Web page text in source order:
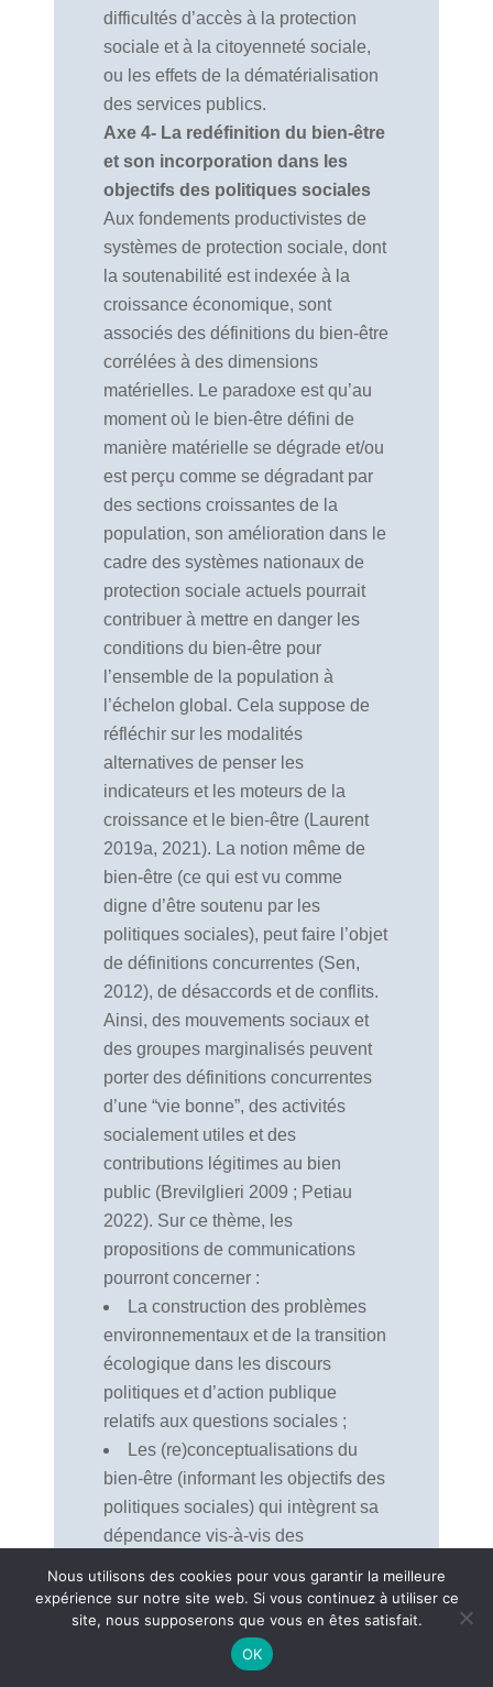
difficultés d’accès à la protection
sociale et à la citoyenneté sociale,
ou les effets de la dématérialisation
des services publics.
Axe 4- La redéfinition du bien-être
et son incorporation dans les
objectifs des politiques sociales
Aux fondements productivistes de
systèmes de protection sociale, dont
la soutenabilité est indexée à la
croissance économique, sont
associés des définitions du bien-être
corrélées à des dimensions
matérielles. Le paradoxe est qu’au
moment où le bien-être défini de
manière matérielle se dégrade et/ou
est perçu comme se dégradant par
des sections croissantes de la
population, son amélioration dans le
cadre des systèmes nationaux de
protection sociale actuels pourrait
contribuer à mettre en danger les
conditions du bien-être pour
l’ensemble de la population à
l’échelon global. Cela suppose de
réfléchir sur les modalités
alternatives de penser les
indicateurs et les moteurs de la
croissance et le bien-être (Laurent
2019a, 2021). La notion même de
bien-être (ce qui est vu comme
digne d’être soutenu par les
politiques sociales), peut faire l’objet
de définitions concurrentes (Sen,
2012), de désaccords et de conflits.
Ainsi, des mouvements sociaux et
des groupes marginalisés peuvent
porter des définitions concurrentes
d’une “vie bonne”, des activités
socialement utiles et des
contributions légitimes au bien
public (Brevilglieri 2009 ; Petiau
2022). Sur ce thème, les
propositions de communications
pourront concerner :
La construction des problèmes
environnementaux et de la transition
écologique dans les discours
politiques et d’action publique
relatifs aux questions sociales ;
Les (re)conceptualisations du
bien-être (informant les objectifs des
politiques sociales) qui intègrent sa
dépendance vis-à-vis des
qu’elles peuvent susciter
lorsqu’elles sont traduites dans
l’action publique et subies par des
Nous utilisons des cookies pour vous garantir la meilleure
expérience sur notre site web. Si vous continuez à utiliser ce
site, nous supposerons que vous en êtes satisfait.
OK